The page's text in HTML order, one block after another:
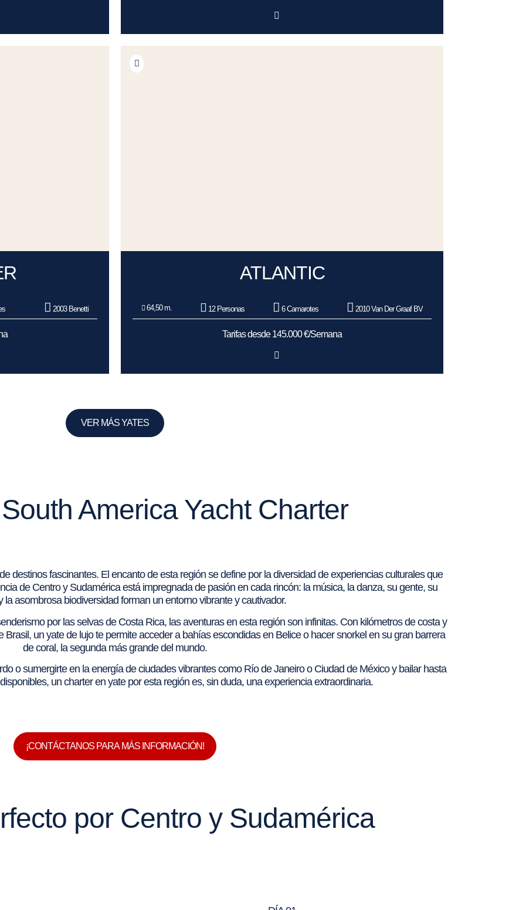
2003 Benetti
ATLANTIC
64,50 m. 12 Personas 6 Camarotes 2010 Van Der Graaf BV
Tarifas desde 145.000 €/Semana
VER MÁS YATES
America Yacht Charter
destinos fascinantes. El encanto de esta región se define por la diversidad de experiencias culturales que
de Centro y Sudamérica está impregnada de pasión en cada rincón: la música, la danza, su gente, su
la asombrosa biodiversidad forman un entorno vibrante y cautivador.
por las selvas de Costa Rica, las aventuras en esta región son infinitas. Con kilómetros de costa y
un yate de lujo te permite acceder a bahías escondidas en Belice o hacer snorkel en su gran barrera
de coral, la segunda más grande del mundo.
o sumergirte en la energía de ciudades vibrantes como Río de Janeiro o Ciudad de México y bailar hasta
un charter en yate por esta región es, sin duda, una experiencia extraordinaria.
¡CONTÁCTANOS PARA MÁS INFORMACIÓN!
por Centro y Sudamérica